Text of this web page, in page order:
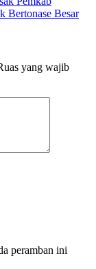
Bertonase Besar
yang wajib
peramban ini